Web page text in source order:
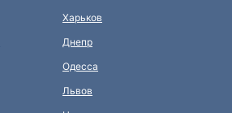
Харьков
Днепр
Одесса
Львов